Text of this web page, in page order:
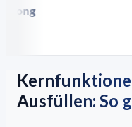
Ausfüllen: So